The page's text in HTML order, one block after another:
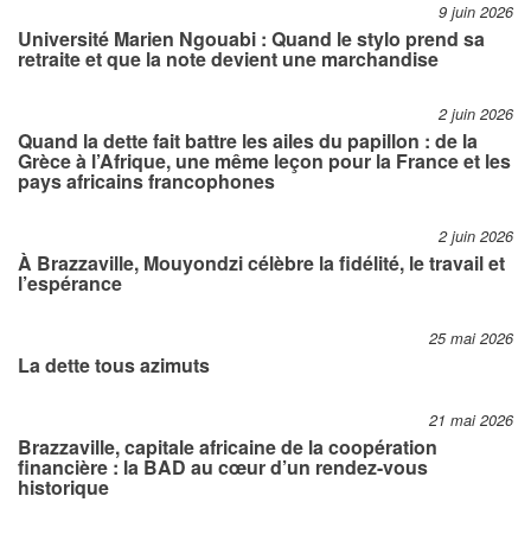
9 juin 2026
Université Marien Ngouabi : Quand le stylo prend sa
retraite et que la note devient une marchandise
2 juin 2026
Quand la dette fait battre les ailes du papillon : de la
Grèce à l’Afrique, une même leçon pour la France et les
pays africains francophones
2 juin 2026
À Brazzaville, Mouyondzi célèbre la fidélité, le travail et
l’espérance
25 mai 2026
La dette tous azimuts
21 mai 2026
Brazzaville, capitale africaine de la coopération
financière : la BAD au cœur d’un rendez-vous
historique